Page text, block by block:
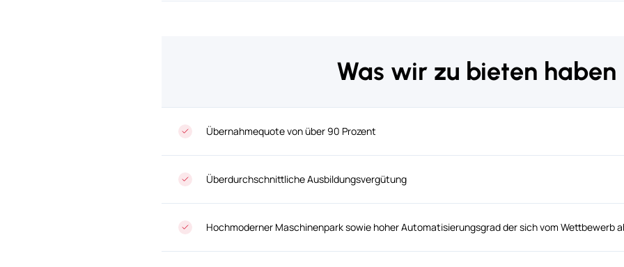
Was wir zu bieten haben
Übernahmequote von über 90 Prozent
Überdurchschnittliche Ausbildungsvergütung
Hochmoderner Maschinenpark sowie hoher Automatisierungsgrad der sich vom Wettbewerb